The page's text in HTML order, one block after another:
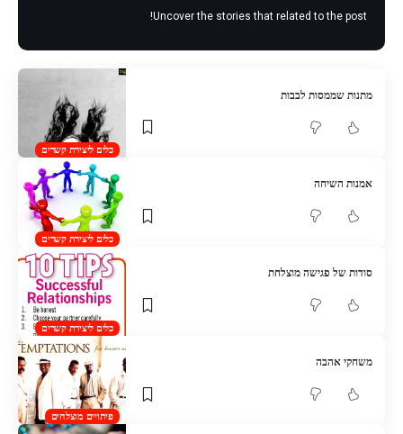
Uncover the stories that related to the post!
כלים ליצירת קשרים
מתנות שממסות לבבות
כלים ליצירת קשרים
אמנות השיחה
כלים ליצירת קשרים
סודות של פגישה מוצלחת
פיתויים מוצלחים
משחקי אהבה